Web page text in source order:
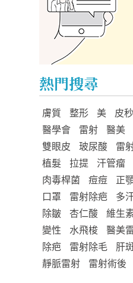
熱門搜尋
膚質 整形 美 皮
醫學會
雷射 醫美
雙眼皮
玻尿酸 雷
植髮
拉提 汗管瘤
肉毒桿菌
痘痘 正
口罩
雷射除疤 多
除皺
杏仁酸 維生
變性
水飛梭 醫美
除疤
雷射除毛 肝
靜脈雷射
雷射術後